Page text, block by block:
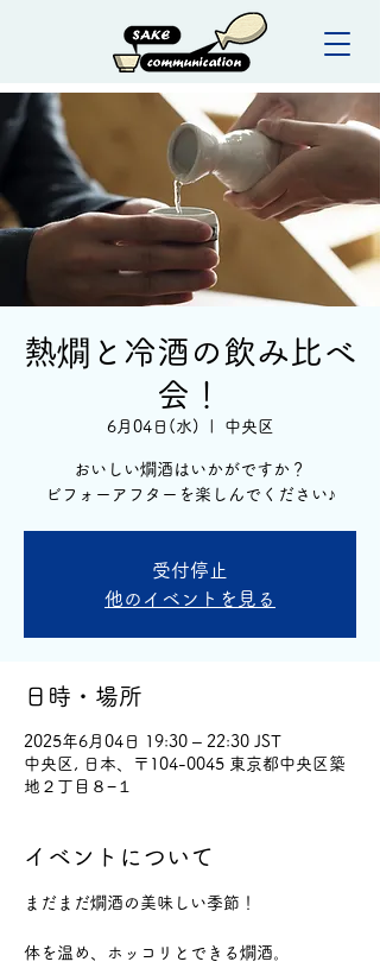
熱燗と冷酒の飲み比べ
会！
6月04日(水) 中央区
おいしい燗酒はいかがですか？
ビフォーアフターを楽しんでください♪
受付停止
他のイベントを見る
日時・場所
2025年6月04日 19:30 – 22:30 JST
中央区, 日本、〒104-0045 東京都中央区築
地２丁目８−１
イベントについて
まだまだ燗酒の美味しい季節！
体を温め、ホッコリとできる燗酒。